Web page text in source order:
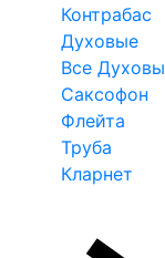
Контрабас
Духовые
Все
Саксофон
Флейта
Труба
Кларнет